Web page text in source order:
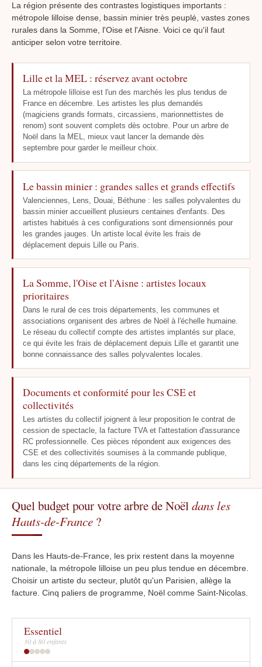
La région présente des contrastes logistiques importants :
métropole lilloise dense, bassin minier très peuplé, vastes zones
rurales dans la Somme, l'Oise et l'Aisne. Voici ce qu'il faut
anticiper selon votre territoire.
Lille et la MEL : réservez avant octobre
La métropole lilloise est l'un des marchés les plus tendus de
France en décembre. Les artistes les plus demandés
(magiciens grands formats, circassiens, marionnettistes de
renom) sont souvent complets dès octobre. Pour un arbre de
Noël dans la MEL, mieux vaut lancer la demande dès
septembre pour garder le meilleur choix.
Le bassin minier : grandes salles et grands effectifs
Valenciennes, Lens, Douai, Béthune : les salles polyvalentes du
bassin minier accueillent plusieurs centaines d'enfants. Des
artistes habitués à ces configurations sont dimensionnés pour
les grandes jauges. Un artiste local évite les frais de
déplacement depuis Lille ou Paris.
La Somme, l'Oise et l'Aisne : artistes locaux
prioritaires
Dans le rural de ces trois départements, les communes et
associations organisent des arbres de Noël à l'échelle humaine.
Le réseau du collectif compte des artistes implantés sur place,
ce qui évite les frais de déplacement depuis Lille et garantit une
bonne connaissance des salles polyvalentes locales.
Documents et conformité pour les CSE et
collectivités
Les artistes du collectif joignent à leur proposition le contrat de
cession de spectacle, la facture TVA et l'attestation d'assurance
RC professionnelle. Ces pièces répondent aux exigences des
CSE et des collectivités soumises à la commande publique,
dans les cinq départements de la région.
Quel budget pour votre arbre de Noëldans les
Hauts-de-France ?
Dans les Hauts-de-France, les prix restent dans la moyenne
nationale, la métropole lilloise un peu plus tendue en décembre.
Choisir un artiste du secteur, plutôt qu'un Parisien, allège la
facture. Cinq paliers de programme, Noël comme Saint-Nicolas.
Essentiel
30 à 80 enfants